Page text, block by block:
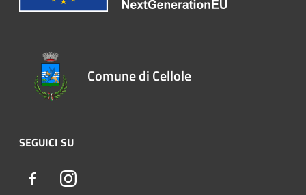
Comune di Cellole
SEGUICI SU
FacebookInstagram